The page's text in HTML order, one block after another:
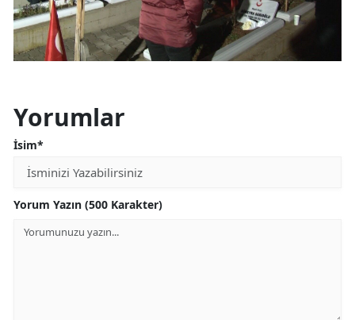
Yorumlar
İsim*
Yorum Yazın (500 Karakter)